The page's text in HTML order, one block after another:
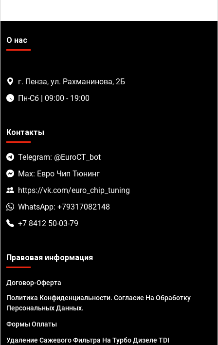
О нас
г. Пенза, ул. Рахманинова, 2Б
Пн-Сб | 09:00 - 19:00
Контакты
Telegram: @EuroCT_bot
Max: Евро Чип Тюнинг
https://vk.com/euro_chip_tuning
WhatsApp: +79317082148
+7 8412 50-03-79
Правовая информация
Договор-Оферта
Политика Конфиденциальности. Согласие На Обработку
Персональных Данных.
Формы Оплаты
Удаление Сажевого Фильтра На Турбо Дизеле TDI